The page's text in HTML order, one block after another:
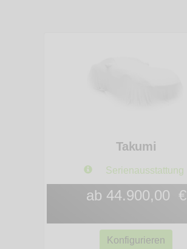
Takumi
Serienausstattung
ab 44.900,00 €
Konfigurieren